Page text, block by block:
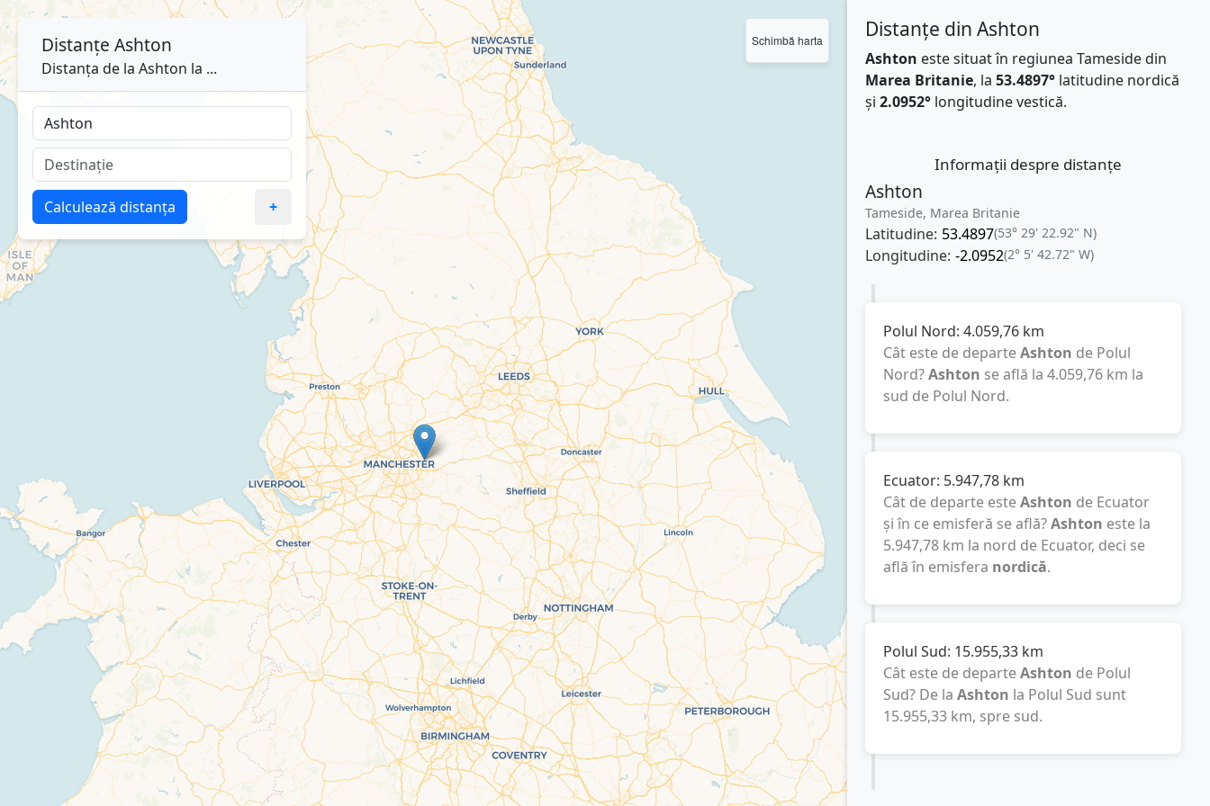
Schimbă harta Distanțe din Ashton
Ashton este situat în regiunea Tameside din
Marea Britanie, la 53.4897°latitudine nordică
și 2.0952°longitudine vestică.
Informații despre distanțe
Ashton
Tameside, Marea Britanie
Latitudine: 53.4897(53° 29' 22.92" N)
Longitudine: -2.0952(2° 5' 42.72" W)
Polul Nord: 4.059,76 km
Cât este de departeAshton de Polul
Nord?Ashton se află la 4.059,76 km la
sud de Polul Nord.
Ecuator: 5.947,78 km
Cât de departe esteAshton de Ecuator
și în ce emisferă se află?Ashton este la
5.947,78 km la nord de Ecuator, deci se
află în emisfera nordică.
Polul Sud: 15.955,33 km
Cât este de departeAshton de Polul
Sud? De la Ashton la Polul Sud sunt
15.955,33 km, spre sud.
Distanțe Ashton
Distanța de la Ashton la ...
Calculează distanța +